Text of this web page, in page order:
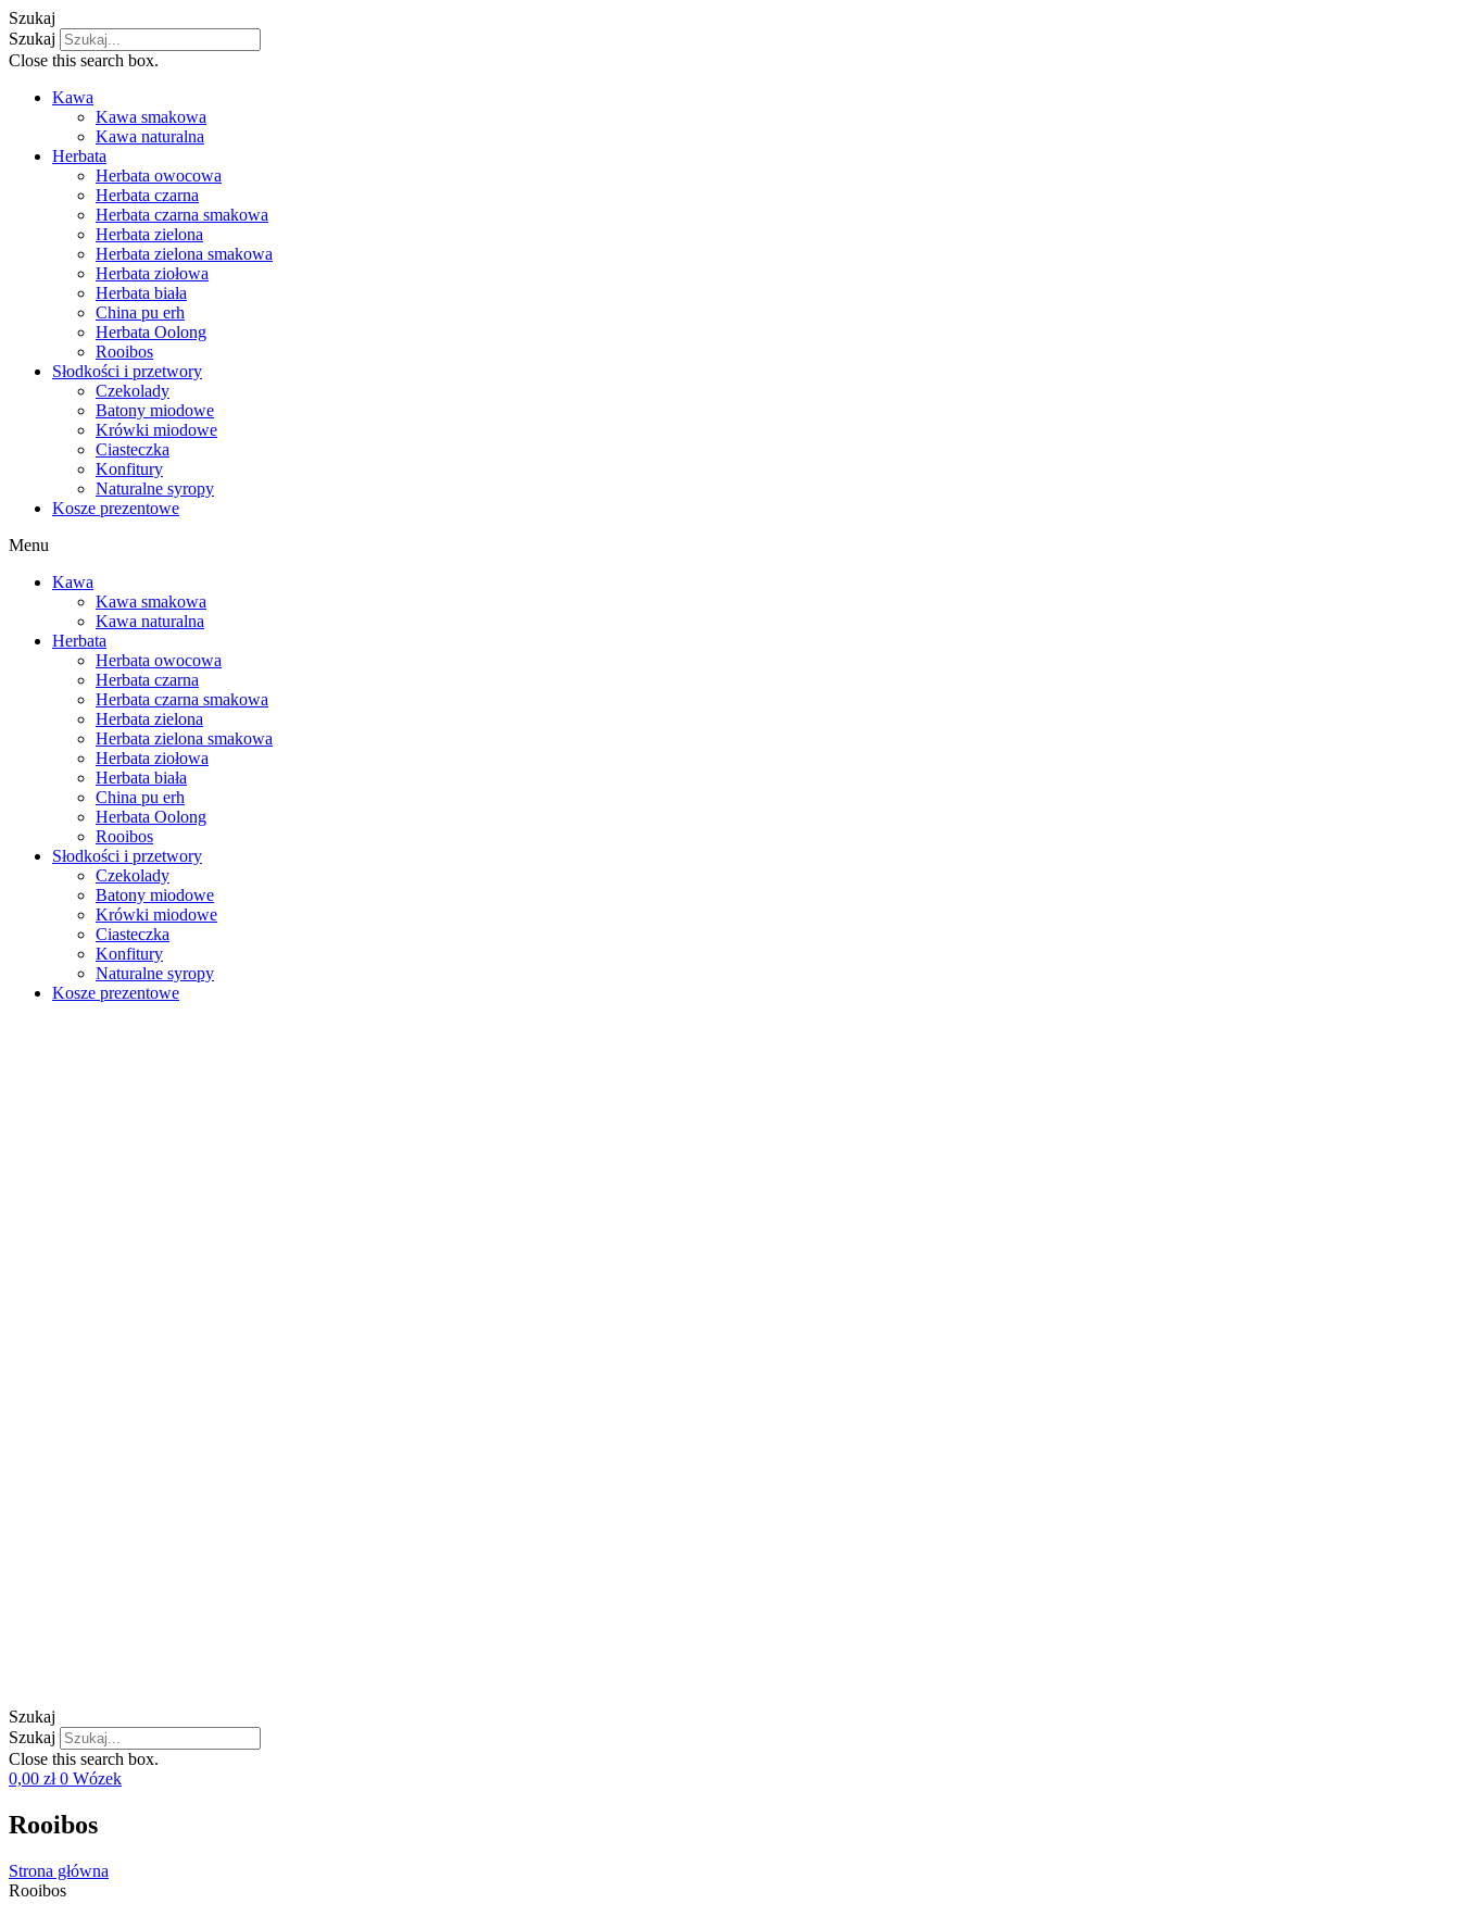
Szukaj
Szukaj
Close this search box.
Kawa
Kawa smakowa
Kawa naturalna
Herbata
Herbata owocowa
Herbata czarna
Herbata czarna smakowa
Herbata zielona
Herbata zielona smakowa
Herbata ziołowa
Herbata biała
China pu erh
Herbata Oolong
Rooibos
Słodkości i przetwory
Czekolady
Batony miodowe
Krówki miodowe
Ciasteczka
Konfitury
Naturalne syropy
Kosze prezentowe
Menu
Kawa
Kawa smakowa
Kawa naturalna
Herbata
Herbata owocowa
Herbata czarna
Herbata czarna smakowa
Herbata zielona
Herbata zielona smakowa
Herbata ziołowa
Herbata biała
China pu erh
Herbata Oolong
Rooibos
Słodkości i przetwory
Czekolady
Batony miodowe
Krówki miodowe
Ciasteczka
Konfitury
Naturalne syropy
Kosze prezentowe
Szukaj
Szukaj
Close this search box.
0,00 zł 0 Wózek
Rooibos
Strona główna
Rooibos